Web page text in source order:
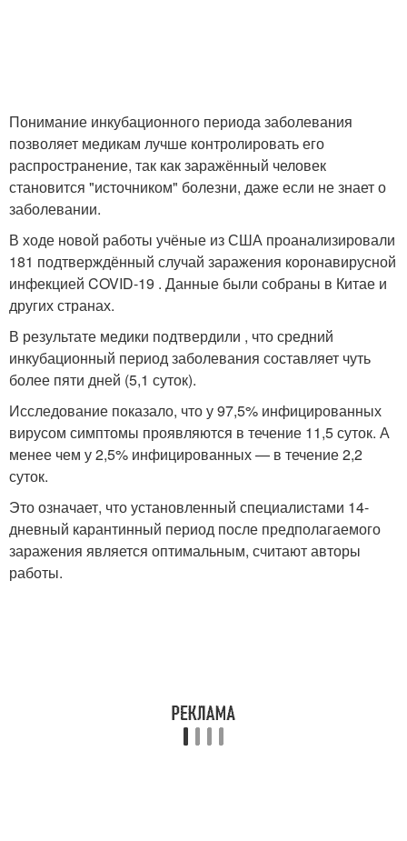
Понимание инкубационного периода заболевания
позволяет медикам лучше контролировать его
распространение, так как заражённый человек
становится "источником" болезни, даже если не знает о
заболевании.
В ходе новой работы учёные из США проанализировали
181 подтверждённый случай заражения коронавирусной
инфекцией COVID-19 . Данные были собраны в Китае и
других странах.
В результате медики подтвердили , что средний
инкубационный период заболевания составляет чуть
более пяти дней (5,1 суток).
Исследование показало, что у 97,5% инфицированных
вирусом симптомы проявляются в течение 11,5 суток. А
менее чем у 2,5% инфицированных — в течение 2,2
суток.
Это означает, что установленный специалистами 14-
дневный карантинный период после предполагаемого
заражения является оптимальным, считают авторы
работы.